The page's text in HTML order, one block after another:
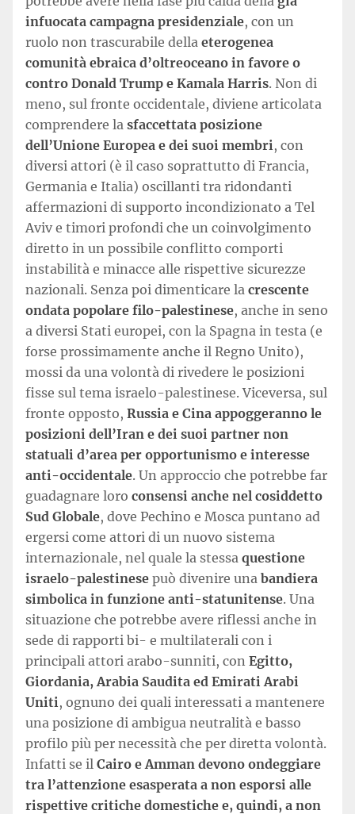
infuocata campagna presidenziale, con un
ruolo non trascurabile della eterogenea
comunità ebraica d’oltreoceano in favore o
contro Donald Trump e Kamala Harris. Non di
meno, sul fronte occidentale, diviene articolata
comprendere la sfaccettata posizione
dell’Unione Europea e dei suoi membri, con
diversi attori (è il caso soprattutto di Francia,
Germania e Italia) oscillanti tra ridondanti
affermazioni di supporto incondizionato a Tel
Aviv e timori profondi che un coinvolgimento
diretto in un possibile conflitto comporti
instabilità e minacce alle rispettive sicurezze
nazionali. Senza poi dimenticare la crescente
ondata popolare filo-palestinese, anche in seno
a diversi Stati europei, con la Spagna in testa (e
forse prossimamente anche il Regno Unito),
mossi da una volontà di rivedere le posizioni
fisse sul tema israelo-palestinese. Viceversa, sul
fronte opposto, Russia e Cina appoggeranno le
posizioni dell’Iran e dei suoi partner non
statuali d’area per opportunismo e interesse
anti-occidentale. Un approccio che potrebbe far
guadagnare loro consensi anche nel cosiddetto
Sud Globale, dove Pechino e Mosca puntano ad
ergersi come attori di un nuovo sistema
internazionale, nel quale la stessa questione
israelo-palestinese può divenire una bandiera
simbolica in funzione anti-statunitense. Una
situazione che potrebbe avere riflessi anche in
sede di rapporti bi- e multilaterali con i
principali attori arabo-sunniti, con Egitto,
Giordania, Arabia Saudita ed Emirati Arabi
Uniti, ognuno dei quali interessati a mantenere
una posizione di ambigua neutralità e basso
profilo più per necessità che per diretta volontà.
Infatti se il Cairo e Amman devono ondeggiare
tra l’attenzione esasperata a non esporsi alle
rispettive critiche domestiche e, quindi, a non